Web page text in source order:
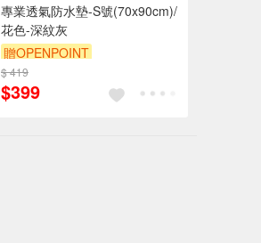
專業透氣防水墊-S號(70x90cm)/
花色-深紋灰
贈OPENPOINT
訂單滿 2000 元折抵 100元
（運費不算在 2000 元的範圍
$ 419
$399